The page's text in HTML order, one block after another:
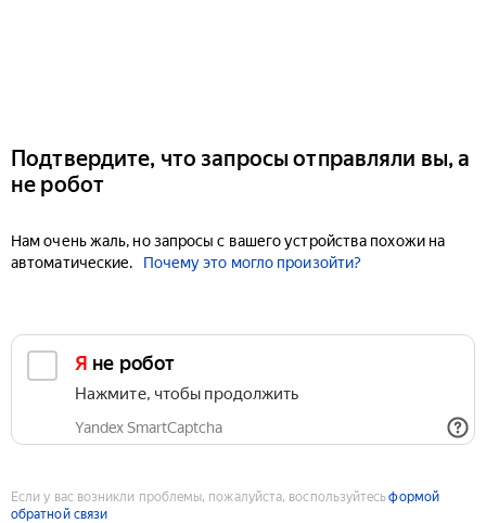
Подтвердите, что запросы отправляли вы, а
не робот
Нам очень жаль, но запросы с вашего устройства похожи на
автоматические.
Почему это могло произойти?
Я не робот
Нажмите, чтобы продолжить
Yandex SmartCaptcha
Если у вас возникли проблемы, пожалуйста, воспользуйтесьформой
обратной связи